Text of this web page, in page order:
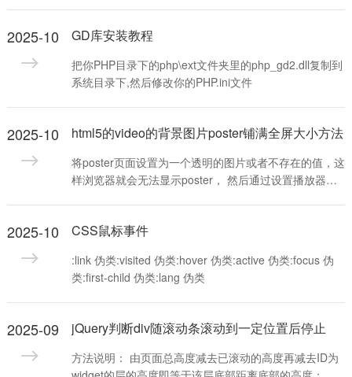
2025-10 GD库安装教程
把你PHP目录下的php\ext文件夹里的php_gd2.dll复制到
系统目录下,然后修改你的PHP.ini文件
2025-10 html5的video的背景图片poster铺满全屏大小方法
将poster页面设置为一个透明的图片或者不存在的值，这
样浏览器就会无法显示poster， 然后通过设置播放器的
器，这个播放器或者这个元素被这个图片覆盖
2025-10 CSS鼠标事件
:link 伪类:visited 伪类:hover 伪类:active 伪类:focus 伪
类:first-child 伪类:lang 伪类
2025-09 jQuery判断div随滚动条滚动到一定位置后停止
方法说明： 由页面总高度减去已滚动的高度再减去ID为